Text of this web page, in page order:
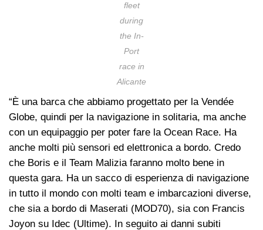
fleet
during
the In-
Port
race in
Alicante
“È una barca che abbiamo progettato per la Vendée
Globe, quindi per la navigazione in solitaria, ma anche
con un equipaggio per poter fare la Ocean Race. Ha
anche molti più sensori ed elettronica a bordo. Credo
che Boris e il Team Malizia faranno molto bene in
questa gara. Ha un sacco di esperienza di navigazione
in tutto il mondo con molti team e imbarcazioni diverse,
che sia a bordo di Maserati (MOD70), sia con Francis
Joyon su Idec (Ultime). In seguito ai danni subiti